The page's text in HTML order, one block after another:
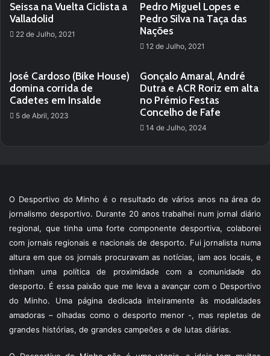
Seissa na Vuelta Ciclista a
Valladolid
22 de Julho, 2021
Pedro Miguel Lopes e
Pedro Silva na Taça das
Nações
12 de Julho, 2021
José Cardoso (Bike House)
domina corrida de
Cadetes em Insalde
5 de Abril, 2023
Gonçalo Amaral, André
Dutra e ACR Roriz em alta
no Prémio Festas
Concelho de Fafe
14 de Julho, 2024
O Desportivo do Minho é o resultado de vários anos na área do
jornalismo desportivo. Durante 20 anos trabalhei num jornal diário
regional, que tinha uma forte componente desportiva, colaborei
com jornais regionais e nacionais de desporto. Fui jornalista numa
altura em que os jornais procuravam as notícias, iam aos locais, e
tinham uma política de proximidade com a comunidade do
desporto. É essa paixão que me leva a avançar com o Desportivo
do Minho. Uma página dedicada inteiramente às modalidades
amadoras – olhadas como o desporto menor -, mas repletas de
grandes histórias, de grandes campeões e de lutas diárias.